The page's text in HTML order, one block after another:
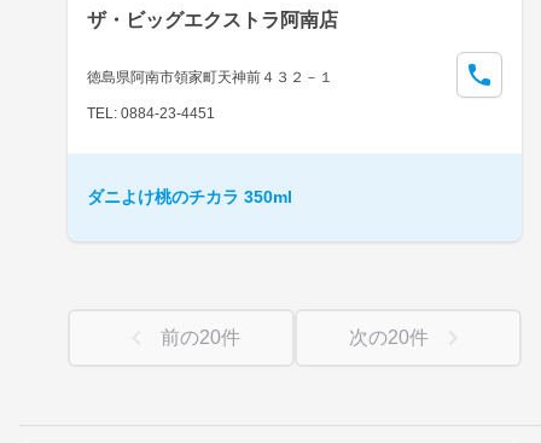
ザ・ビッグエクストラ阿南店
徳島県阿南市領家町天神前４３２－１
TEL: 0884-23-4451
ダニよけ桃のチカラ 350ml
前の20件 次の20件